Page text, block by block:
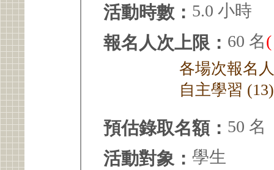
活動時數： 5.0 小時
報名人次上限： 60 名
各場次報名
自主學習
預估錄取名額： 50 名
活動對象： 學生